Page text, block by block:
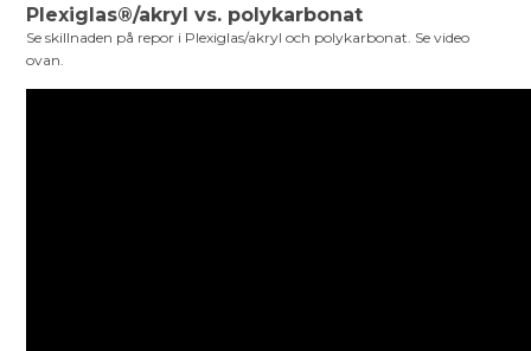
Plexiglas®/akryl vs. polykarbonat
Se skillnaden på repor i Plexiglas/akryl och polykarbonat. Se video
ovan.